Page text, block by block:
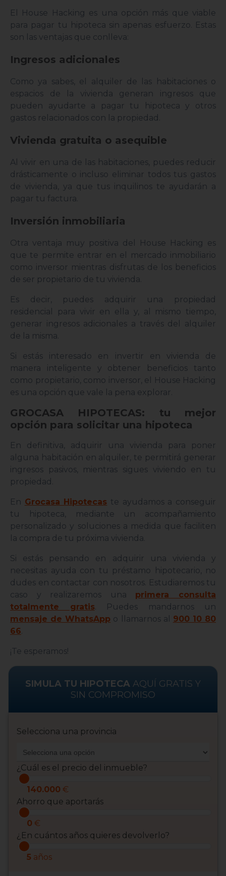
El House Hacking es una opción más que viable
para pagar tu hipoteca sin apenas esfuerzo. Estas
son las ventajas que conlleva:
Ingresos adicionales
Como ya sabes, el alquiler de las habitaciones o
espacios de la vivienda generan ingresos que
pueden ayudarte a pagar tu hipoteca y otros
gastos relacionados con la propiedad.
Vivienda gratuita o asequible
Al vivir en una de las habitaciones, puedes reducir
drásticamente o incluso eliminar todos tus gastos
de vivienda, ya que tus inquilinos te ayudarán a
pagar tu factura.
Inversión inmobiliaria
Otra ventaja muy positiva del House Hacking es
que te permite entrar en el mercado inmobiliario
como inversor mientras disfrutas de los beneficios
de ser propietario de tu vivienda.
Es decir, puedes adquirir una propiedad
residencial para vivir en ella y, al mismo tiempo,
generar ingresos adicionales a través del alquiler
de la misma.
Si estás interesado en invertir en vivienda de
manera inteligente y obtener beneficios tanto
como propietario, como inversor, el House Hacking
es una opción que vale la pena explorar.
GROCASA HIPOTECAS: tu mejor
opción para solicitar una hipoteca
En definitiva, adquirir una vivienda para poner
alguna habitación en alquiler, te permitirá generar
ingresos pasivos, mientras sigues viviendo en tu
propiedad.
En Grocasa Hipotecas te ayudamos a conseguir
tu hipoteca, mediante un acompañamiento
personalizado y soluciones a medida que faciliten
la compra de tu próxima vivienda.
Si estás pensando en adquirir una vivienda y
necesitas ayuda con tu préstamo hipotecario, no
dudes en contactar con nosotros. Estudiaremos tu
caso y realizaremos una primera consulta
totalmente gratis. Puedes mandarnos un
mensaje de WhatsApp o llamarnos al 900 10 80
66
¡Te esperamos!
SIMULA TU HIPOTECA AQUÍ GRATIS Y
SIN COMPROMISO
Selecciona una provincia
¿Cuál es el precio del inmueble?
140.000 €
Ahorro que aportarás
0 €
¿En cuántos años quieres devolverlo?
5 años